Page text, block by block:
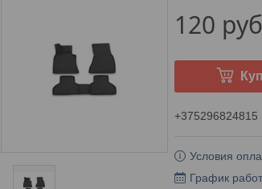
120
+375296824815
Условия
График